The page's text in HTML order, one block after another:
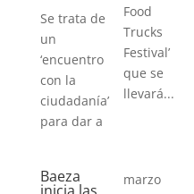
Se trata de
un
‘encuentro
con la
ciudadanía’
para dar a
Food
Trucks
Festival’
que se
llevará...
Baeza
marzo